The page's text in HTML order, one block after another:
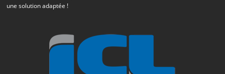
une solution adaptée !